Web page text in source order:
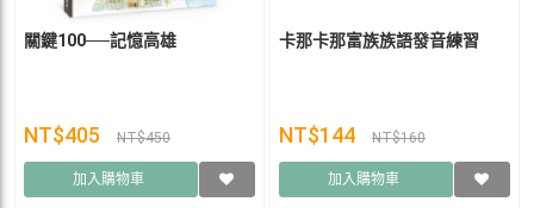
關鍵100──記憶高雄
NT$405 NT$450
加入購物車
卡那卡那富族族語發音練習
NT$144 NT$160
加入購物車